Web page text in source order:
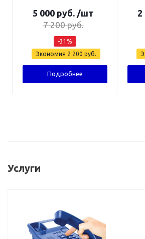
5 000 руб. /шт
7 200руб.
-31 %
Экономия 2 200 руб.
Подробнее
2
Услуги